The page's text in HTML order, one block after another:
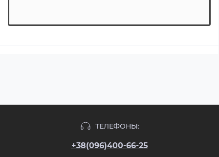
ТЕЛЕФОНЫ:
+38(096)400-66-25